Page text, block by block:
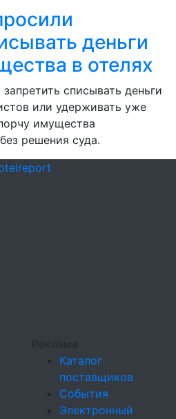
деньги
в отелях
списывать деньги
или удерживать уже
имущества
решения суда.
report
Реклама
Каталог
поставщиков
События
Электронный